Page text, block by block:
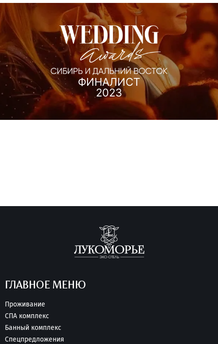
ФИНАЛИСТ
2023
ГЛАВНОЕ МЕНЮ
Проживание
СПА комплекс
Банный комплекс
Спецпредложения